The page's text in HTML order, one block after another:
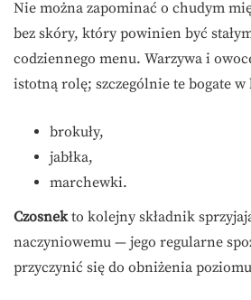
Nie można zapominać o chudym
bez skóry, który powinien być
codziennego menu. Warzywa i
istotną rolę; szczególnie te bogate w
brokuły,
jabłka,
marchewki.
Czosnekto kolejny składnik
naczyniowemu — jego regularne
przyczynić się do obniżenia